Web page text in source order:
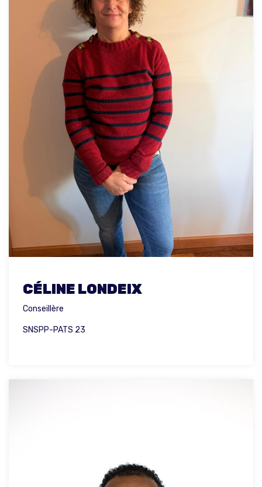
CÉLINE LONDEIX
Conseillère
SNSPP-PATS 23